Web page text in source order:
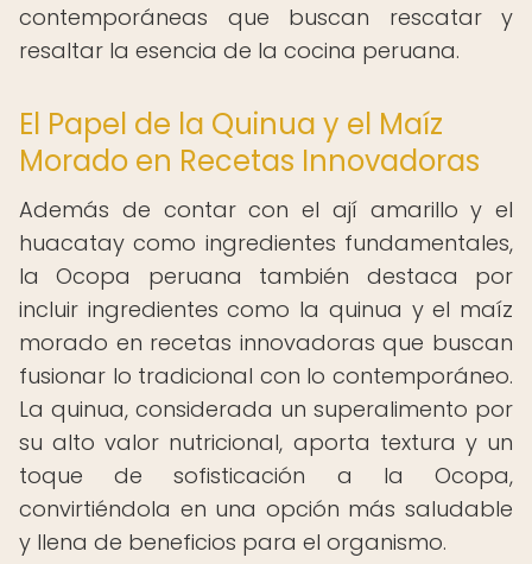
contemporáneas que buscan rescatar y
resaltar la esencia de la cocina peruana.
El Papel de la Quinua y el Maíz
Morado en Recetas Innovadoras
Además de contar con el ají amarillo y el
huacatay como ingredientes fundamentales,
la Ocopa peruana también destaca por
incluir ingredientes como la quinua y el maíz
morado en recetas innovadoras que buscan
fusionar lo tradicional con lo contemporáneo.
La quinua, considerada un superalimento por
su alto valor nutricional, aporta textura y un
toque de sofisticación a la Ocopa,
convirtiéndola en una opción más saludable
y llena de beneficios para el organismo.